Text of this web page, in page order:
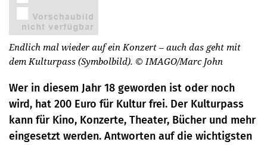
Endlich mal wieder auf ein Konzert – auch das geht mit
dem Kulturpass (Symbolbild). © IMAGO/Marc John
Wer in diesem Jahr 18 geworden ist oder noch
wird, hat 200 Euro für Kultur frei. Der Kulturpass
kann für Kino, Konzerte, Theater, Bücher und mehr
eingesetzt werden. Antworten auf die wichtigsten